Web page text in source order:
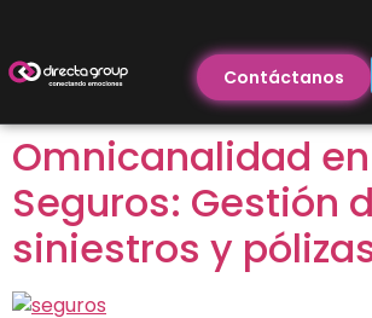
Contáctanos
Omnicanalidad en
Seguros: Gestión
siniestros y